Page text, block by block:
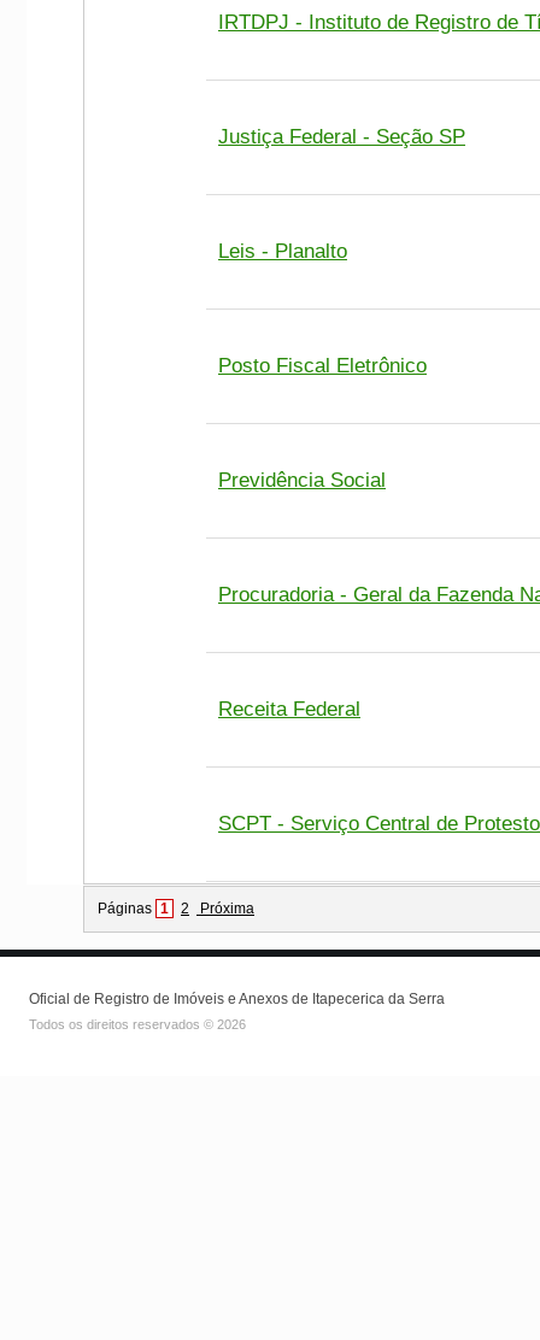
IRTDPJ - Instituto de Registro de
Justiça Federal - Seção SP
Leis - Planalto
Posto Fiscal Eletrônico
Previdência Social
Procuradoria - Geral da Fazenda
Receita Federal
SCPT - Serviço Central de
Páginas 1 2 Próxima
Oficial de Registro de Imóveis e Anexos de Itapecerica da Serra
Todos os direitos reservados © 2026